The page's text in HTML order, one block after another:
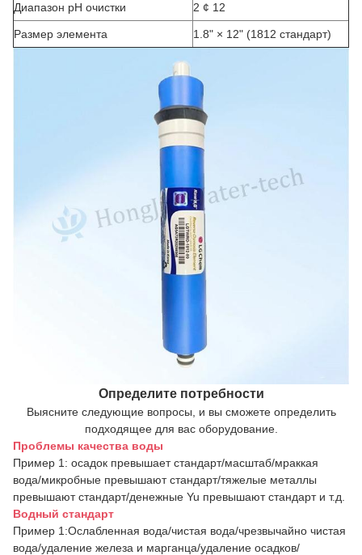
Диапазон рН очистки 2 ¢ 12
Размер элемента 1.8" × 12" (1812 стандарт)
Определите потребности
Выясните следующие вопросы, и вы сможете определить
подходящее для вас оборудование.
Проблемы качества воды
Пример 1: осадок превышает стандарт/масштаб/мраккая
вода/микробные превышают стандарт/тяжелые металлы
превышают стандарт/денежные Yu превышают стандарт и т.д.
Водный стандарт
Пример 1:Ослабленная вода/чистая вода/чрезвычайно чистая
вода/удаление железа и марганца/удаление осадков/